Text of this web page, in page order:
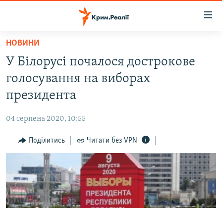
Перейти
основного
матеріалу
до
основної
навігації
Перейти
до
пошуку
ВОДА.КРИМ
ВІДЕО ТА ФОТО
БЛОГИ
ПОГЛЯД
ІНТЕРВ'Ю
ВСЕ ЗА ДЕНЬ
СПЕЦПРОЕКТИ
НОВИНИ
У Білорусі почалося дострокове
голосування на виборах
президента
04 серпень 2020, 10:55
Поділитись Читати без VPN